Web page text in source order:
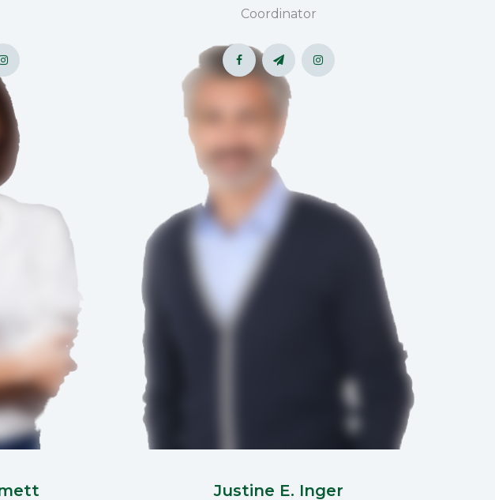
Coordinator
Justine E. Inger